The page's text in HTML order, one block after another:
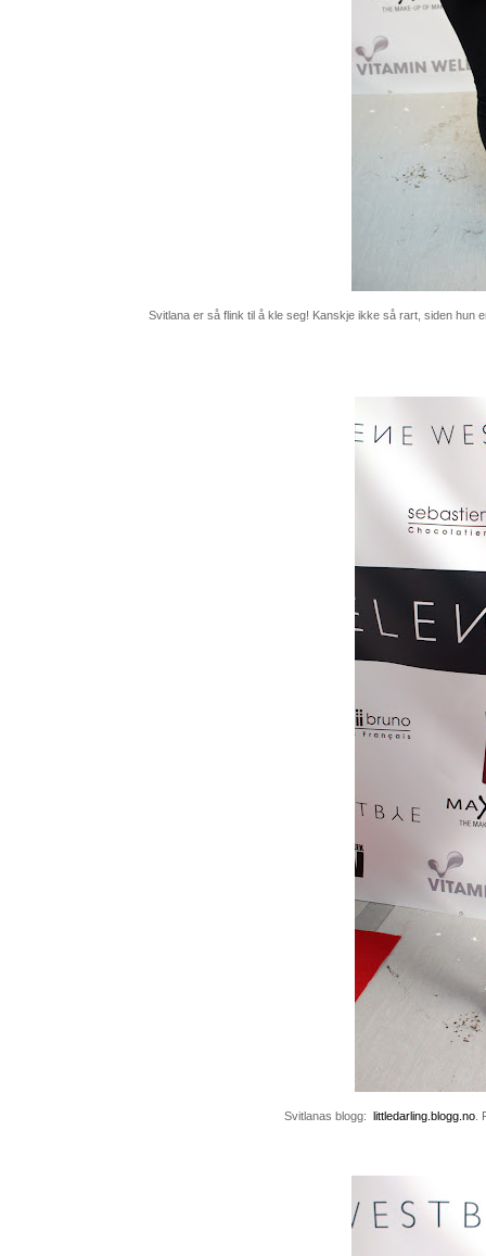
Svitlana er så flink til å kle seg! Kanskje ikke så rart, siden hun
Svitlanas blogg: littledarling.blogg.no